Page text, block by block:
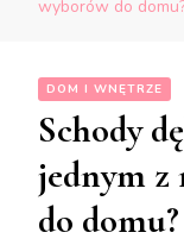
wyborów do
DOM I WNĘTRZE
Schody
jednym z
do domu?